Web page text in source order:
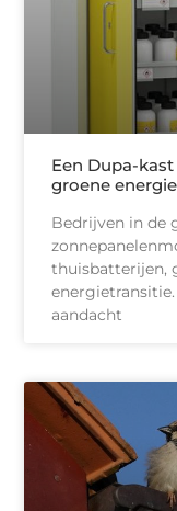
Een Dupa-
groene energie
Bedrijven in de
thuisbatterijen,
aandacht